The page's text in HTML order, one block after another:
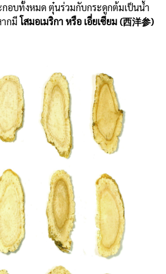
อบทั้งหมด ตุ๋นร่วมกับกระดูกต้มเป็นน้ำ
ากมีโสมอเมริกา หรือ เอี่ยเซียม (西洋参)